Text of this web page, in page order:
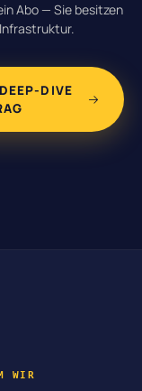
Abo — Sie besitzen
DIVE
WIR